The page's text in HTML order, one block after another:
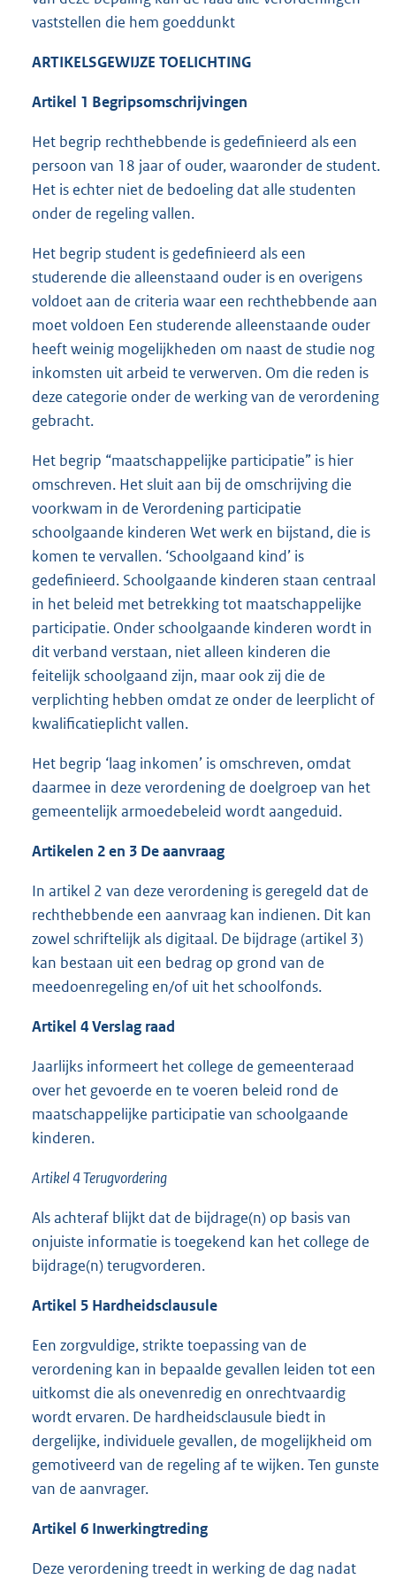
vaststellen die hem goeddunkt
ARTIKELSGEWIJZE TOELICHTING
Artikel 1 Begripsomschrijvingen
Het begrip rechthebbende is gedefinieerd als een
persoon van 18 jaar of ouder, waaronder de student.
Het is echter niet de bedoeling dat alle studenten
onder de regeling vallen.
Het begrip student is gedefinieerd als een
studerende die alleenstaand ouder is en overigens
voldoet aan de criteria waar een rechthebbende aan
moet voldoen Een studerende alleenstaande ouder
heeft weinig mogelijkheden om naast de studie nog
inkomsten uit arbeid te verwerven. Om die reden is
deze categorie onder de werking van de verordening
gebracht.
Het begrip “maatschappelijke participatie” is hier
omschreven. Het sluit aan bij de omschrijving die
voorkwam in de Verordening participatie
schoolgaande kinderen Wet werk en bijstand, die is
komen te vervallen. ‘Schoolgaand kind’ is
gedefinieerd. Schoolgaande kinderen staan centraal
in het beleid met betrekking tot maatschappelijke
participatie. Onder schoolgaande kinderen wordt in
dit verband verstaan, niet alleen kinderen die
feitelijk schoolgaand zijn, maar ook zij die de
verplichting hebben omdat ze onder de leerplicht of
kwalificatieplicht vallen.
Het begrip ‘laag inkomen’ is omschreven, omdat
daarmee in deze verordening de doelgroep van het
gemeentelijk armoedebeleid wordt aangeduid.
Artikelen 2 en 3 De aanvraag
In artikel 2 van deze verordening is geregeld dat de
rechthebbende een aanvraag kan indienen. Dit kan
zowel schriftelijk als digitaal. De bijdrage (artikel 3)
kan bestaan uit een bedrag op grond van de
meedoenregeling en/of uit het schoolfonds.
Artikel 4 Verslag raad
Jaarlijks informeert het college de gemeenteraad
over het gevoerde en te voeren beleid rond de
maatschappelijke participatie van schoolgaande
kinderen.
Artikel 4 Terugvordering
Als achteraf blijkt dat de bijdrage(n) op basis van
onjuiste informatie is toegekend kan het college de
bijdrage(n) terugvorderen.
Artikel 5 Hardheidsclausule
Een zorgvuldige, strikte toepassing van de
verordening kan in bepaalde gevallen leiden tot een
uitkomst die als onevenredig en onrechtvaardig
wordt ervaren. De hardheidsclausule biedt in
dergelijke, individuele gevallen, de mogelijkheid om
gemotiveerd van de regeling af te wijken. Ten gunste
van de aanvrager.
Artikel 6 Inwerkingtreding
Deze verordening treedt in werking de dag nadat